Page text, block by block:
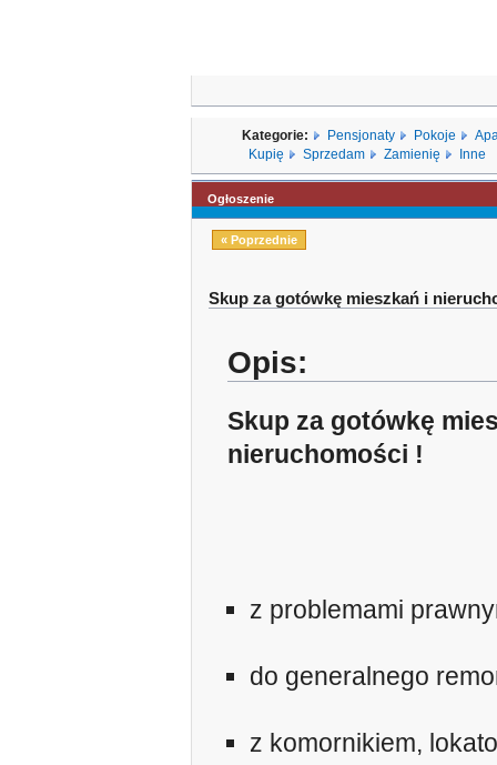
Kategorie: Pensjonaty Pokoje
Kupię
Sprzedam Zamienię Inne
Ogłoszenie
« Poprzednie
Skup za gotówkę mieszkań i
Opis:
Skup za gotówkę
nieruchomości !
z problemami
do generalnego
z komornikiem,